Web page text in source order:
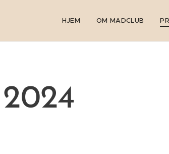
HJEM OM MADCLUB